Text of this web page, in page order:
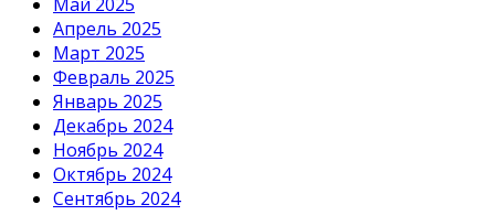
Май 2025
Апрель 2025
Март 2025
Февраль 2025
Январь 2025
Декабрь 2024
Ноябрь 2024
Октябрь 2024
Сентябрь 2024